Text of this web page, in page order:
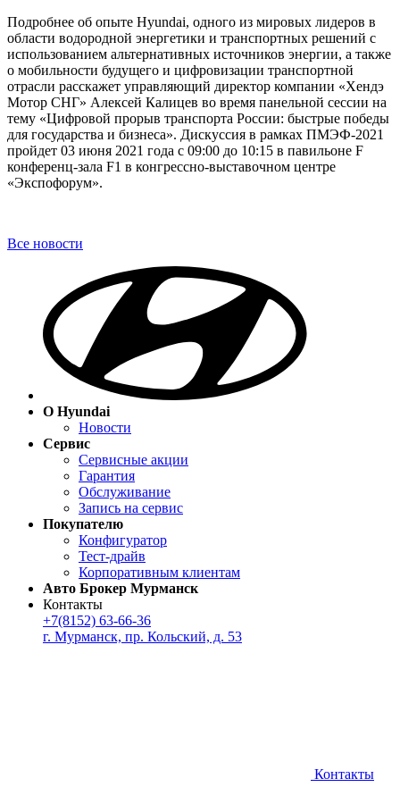
Подробнее об опыте Hyundai, одного из мировых лидеров в
области водородной энергетики и транспортных решений с
использованием альтернативных источников энергии, а также
о мобильности будущего и цифровизации транспортной
отрасли расскажет управляющий директор компании «Хендэ
Мотор СНГ» Алексей Калицев во время панельной сессии на
тему «Цифровой прорыв транспорта России: быстрые победы
для государства и бизнеса». Дискуссия в рамках ПМЭФ-2021
пройдет 03 июня 2021 года с 09:00 до 10:15 в павильоне F
конференц-зала F1 в конгрессно-выставочном центре
«Экспофорум».
Все новости
О Hyundai
Новости
Сервис
Сервисные акции
Гарантия
Обслуживание
Запись на сервис
Покупателю
Конфигуратор
Тест-драйв
Корпоративным клиентам
Авто Брокер Мурманск
Контакты
+7(8152) 63-66-36
г. Мурманск, пр. Кольский, д. 53
Контакты